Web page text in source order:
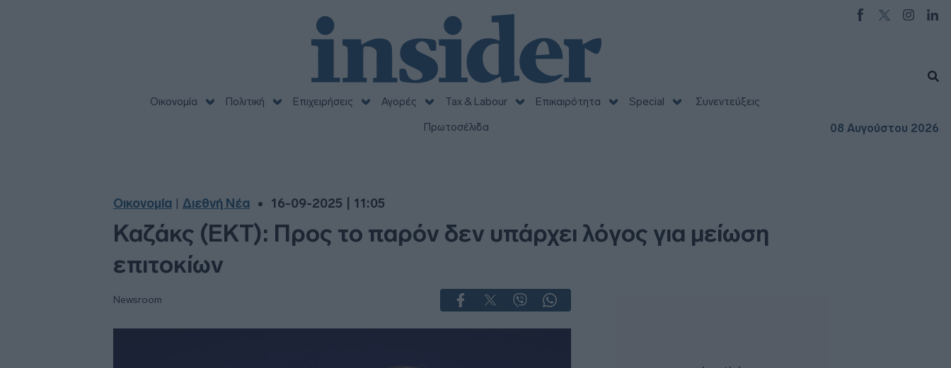
Οικονομία Πολιτική Επιχειρήσεις Αγορές Tax & Labour Επικαιρότητα Special
Συνεντεύξεις
Πρωτοσέλιδα
08 Αυγούστου 2026
Οικονομία Διεθνή Νέα 16-09-2025 | 11:05
Καζάκς (ΕΚΤ): Προς το παρόν δεν υπάρχει λόγος για μείωση
επιτοκίων
Newsroom